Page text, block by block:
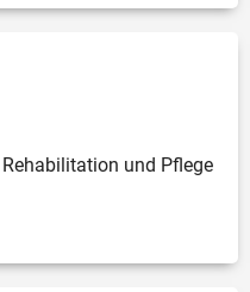
und Pflege